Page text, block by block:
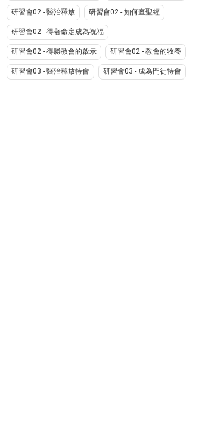
研習會02 - 醫治釋放 研習會02 - 如何查聖經
研習會02 - 得著命定成為祝福
研習會02 - 得勝教會的啟示 研習會02 - 教會的牧養
研習會03 - 醫治釋放特會 研習會03 - 成為門徒特會